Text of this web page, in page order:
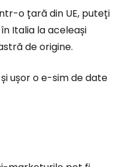
o țară din UE, puteți
Italia la aceleași
de origine.
ușor o e-sim de date